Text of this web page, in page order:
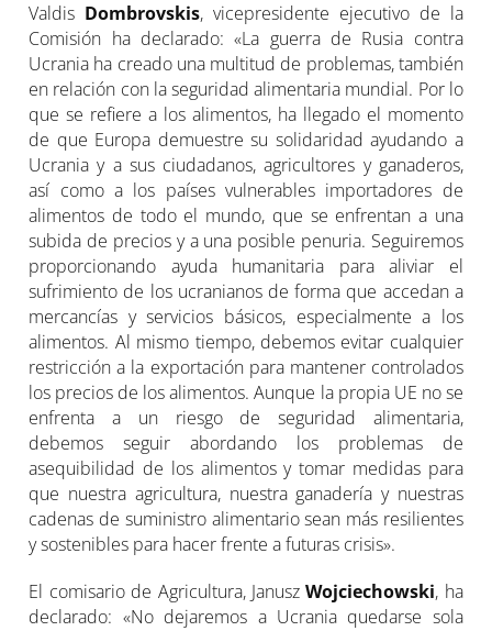
Valdis Dombrovskis, vicepresidente ejecutivo de la
Comisión ha declarado: «La guerra de Rusia contra
Ucrania ha creado una multitud de problemas, también
en relación con la seguridad alimentaria mundial. Por lo
que se refiere a los alimentos, ha llegado el momento
de que Europa demuestre su solidaridad ayudando a
Ucrania y a sus ciudadanos, agricultores y ganaderos,
así como a los países vulnerables importadores de
alimentos de todo el mundo, que se enfrentan a una
subida de precios y a una posible penuria. Seguiremos
proporcionando ayuda humanitaria para aliviar el
sufrimiento de los ucranianos de forma que accedan a
mercancías y servicios básicos, especialmente a los
alimentos. Al mismo tiempo, debemos evitar cualquier
restricción a la exportación para mantener controlados
los precios de los alimentos. Aunque la propia UE no se
enfrenta a un riesgo de seguridad alimentaria,
debemos seguir abordando los problemas de
asequibilidad de los alimentos y tomar medidas para
que nuestra agricultura, nuestra ganadería y nuestras
cadenas de suministro alimentario sean más resilientes
y sostenibles para hacer frente a futuras crisis».
El comisario de Agricultura, JanuszWojciechowski, ha
declarado: «No dejaremos a Ucrania quedarse sola